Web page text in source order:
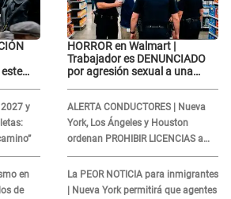
y
en
de
HORROR en Walmart |
Trabajador es DENUNCIADO
por agresión sexual a una
ALERTA CONDUCTORES | Nueva
York, Los Ángeles y Houston
ordenan PROHIBIR LICENCIAS a
quienes no presenten ESTE
DOCUMENTO
La PEOR NOTICIA para inmigrantes
| Nueva York permitirá que agentes